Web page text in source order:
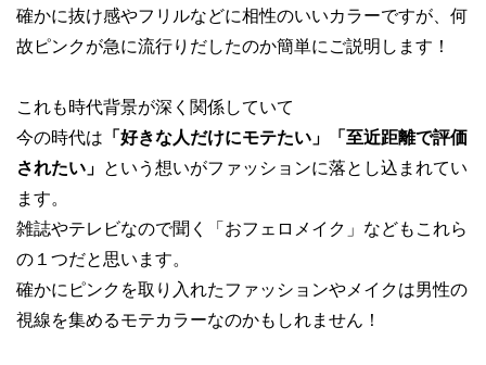
確かに抜け感やフリルなどに相性のいいカラーですが、何
故ピンクが急に流行りだしたのか簡単にご説明します！
これも時代背景が深く関係していて
今の時代は 「好きな人だけにモテたい」「至近距離で評価
されたい」 という想いがファッションに落とし込まれてい
ます。
雑誌やテレビなので聞く「おフェロメイク」などもこれら
の１つだと思います。
確かにピンクを取り入れたファッションやメイクは男性の
視線を集めるモテカラーなのかもしれません！